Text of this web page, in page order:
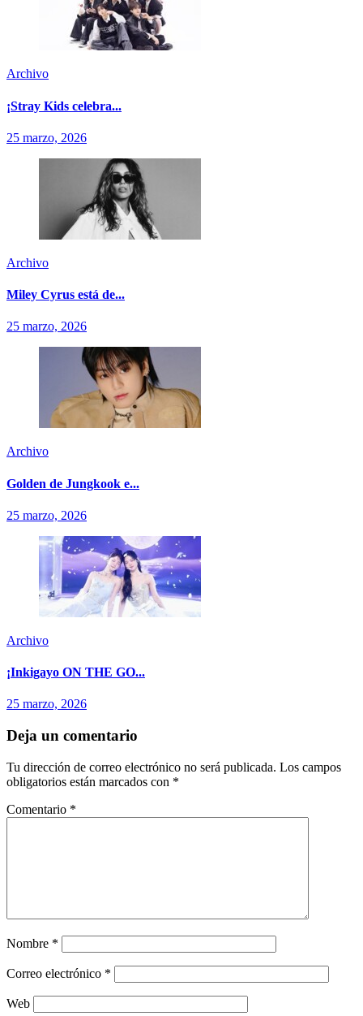
Archivo
¡Stray Kids celebra...
25 marzo, 2026
Archivo
Miley Cyrus está de...
25 marzo, 2026
Archivo
Golden de Jungkook e...
25 marzo, 2026
Archivo
¡Inkigayo ON THE GO...
25 marzo, 2026
Deja un comentario
Tu dirección de correo electrónico no será publicada. Los campos
obligatorios están marcados con *
Comentario *
Nombre *
Correo electrónico *
Web